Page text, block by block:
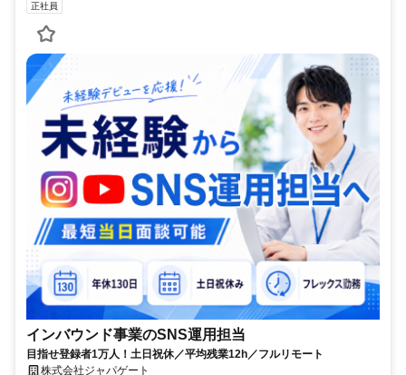
正社員
インバウンド事業のSNS運用担当
目指せ登録者1万人！土日祝休／平均残業12h／フルリモート
株式会社ジャパゲート